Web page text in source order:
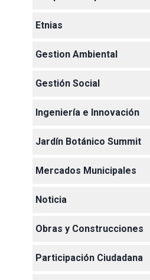
Etnias
Gestion Ambiental
Gestión Social
Ingeniería e Innovación
Jardín Botánico Summit
Mercados Municipales
Noticia
Obras y Construcciones
Participación Ciudadana